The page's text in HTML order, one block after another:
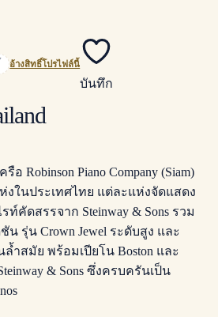
อ้างสิทธิ์โปรไฟล์นี้
บันทึก
รือ Robinson Piano Company (Siam)
งในประเทศไทย แต่ละแห่งจัดแสดง
คัดสรรจาก Steinway & Sons รวม
น รุ่น Crown Jewel ระดับสูง และ
ล้ำสมัย พร้อมเปียโน Boston และ
& Sons ซึ่งครบครันเป็น